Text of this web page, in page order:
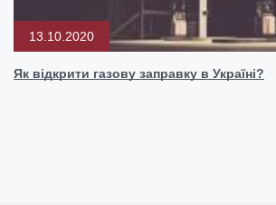
13.10.2020
Як відкрити газову заправку в Україні?